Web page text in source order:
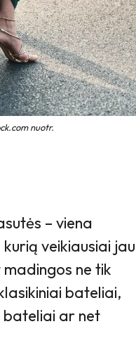
nuotr.
– viena
veikiausiai jau
ne tik
bateliai,
ar net